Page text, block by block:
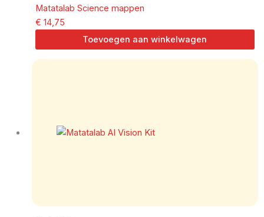
Matatalab Science mappen
€ 14,75
Toevoegen aan winkelwagen